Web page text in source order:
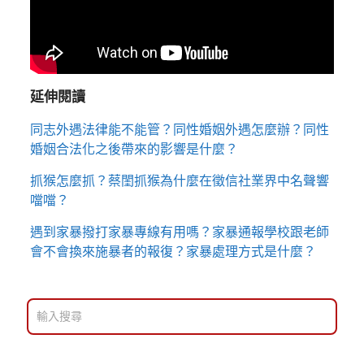
延伸閱讀
同志外遇法律能不能管？同性婚姻外遇怎麼辦？同性
婚姻合法化之後帶來的影響是什麼？
抓猴怎麼抓？蔡閨抓猴為什麼在徵信社業界中名聲響
噹噹？
遇到家暴撥打家暴專線有用嗎？家暴通報學校跟老師
會不會換來施暴者的報復？家暴處理方式是什麼？